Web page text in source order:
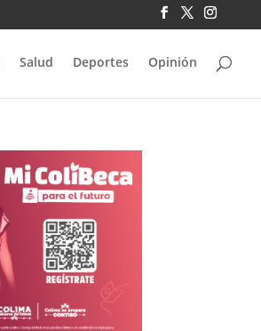
Salud Deportes Opinión